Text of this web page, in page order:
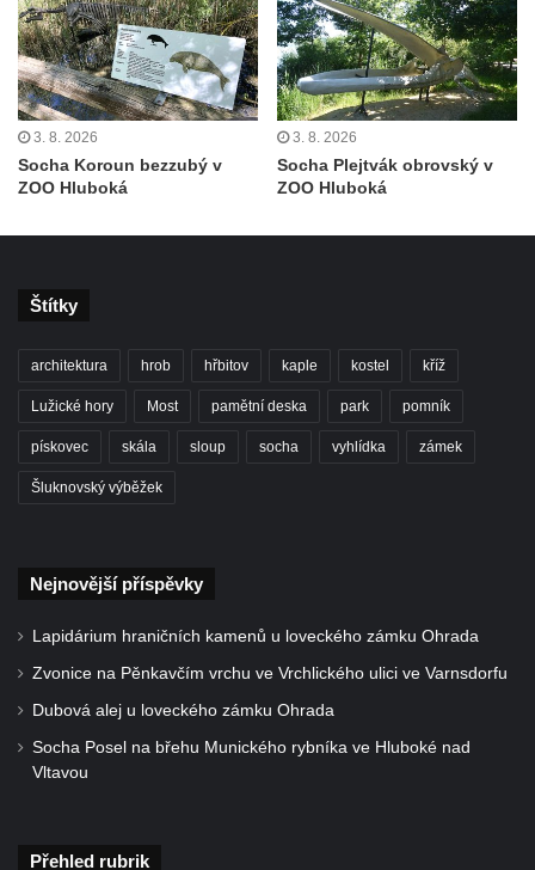
zahradě v zámeckém parku v Duchcově
Socha Niké v Knížecí zahradě v zámeckém
parku v Duchcově
Socha Walthera von der Vogelweide v
Busta Bedřicha Smetany v sadech B.
Socha svatého Salvátora před kostelem
svatých Petra a Pavla v Jeníkově
Socha svatého Petra před kostelem svatých
Petra a Pavla v Jeníkově
Socha svatého Jana Nepomuckého před
3. 8. 2026
Socha Koroun bezzubý v
ZOO Hluboká
3. 8. 2026
Socha Plejtvák obrovský v
ZOO Hluboká
Štítky
architektura hrob hřbitov kaple kostel kříž
Lužické hory Most pamětní deska park pomník
pískovec skála sloup socha vyhlídka zámek
Šluknovský výběžek
Nejnovější příspěvky
Lapidárium hraničních kamenů u loveckého zámku Ohrada
Zvonice na Pěnkavčím vrchu ve Vrchlického ulici ve Varnsdorfu
Dubová alej u loveckého zámku Ohrada
Socha Posel na břehu Munického rybníka ve Hluboké nad
Vltavou
Přehled rubrik